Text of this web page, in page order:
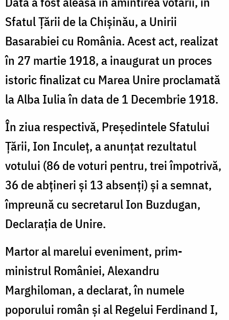
Sfatul Țării de la Chișinău, a Unirii
Basarabiei cu România. Acest act, realizat
în 27 martie 1918, a inaugurat un proces
istoric finalizat cu Marea Unire proclamată
la Alba Iulia în data de 1 Decembrie 1918.
În ziua respectivă, Președintele Sfatului
Țării, Ion Inculeț, a anunțat rezultatul
votului (86 de voturi pentru, trei împotrivă,
36 de abțineri și 13 absenți) și a semnat,
împreună cu secretarul Ion Buzdugan,
Declarația de Unire.
Martor al marelui eveniment, prim-
ministrul României, Alexandru
Marghiloman, a declarat, în numele
poporului român și al Regelui Ferdinand I,